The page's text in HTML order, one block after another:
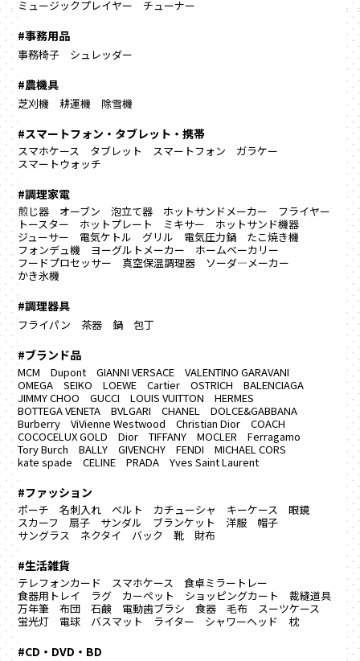
ミュージックプレイヤー
チューナー
#事務用品
事務椅子 シュレッダー
#農機具
芝刈機 耕運機 除雪機
#スマートフォン・タブレット・携帯
スマホケース タブレット スマートフォン
ガラケー
スマートウォッチ
#調理家電
煎じ器 オーブン 泡立て器 ホットサンドメーカー
フライヤー
トースター
ホットプレート ミキサー
ホットサンド機器
ジューサー
電気ケトル グリル 電気圧力鍋
たこ焼き機
フォンデュ機
ヨーグルトメーカー
ホームベーカリー
フードプロセッサー
真空保温調理器
ソーダ―メーカー
かき氷機
#調理器具
フライパン 茶器 鍋 包丁
#ブランド品
MCM Dupont GIANNI VERSACE
VALENTINO GARAVANI
OMEGA
SEIKO LOEWE Cartier OSTRICH
BALENCIAGA
JIMMY CHOO
GUCCI LOUIS VUITTON
HERMES
BOTTEGA VENETA
BVLGARI CHANEL
DOLCE&GABBANA
Burberry
ViVienne Westwood Christian Dior
COACH
COCOCELUX GOLD
Dior TIFFANY MOCLER
Ferragamo
Tory Burch
BALLY GIVENCHY FENDI
MICHAEL CORS
kate spade
CELINE PRADA Yves Saint Laurent
#ファッション
ポーチ 名刺入れ ベルト カチューシャ キーケース
眼鏡
スカーフ
扇子 サンダル ブランケット 洋服
帽子
サングラス
ネクタイ バック 靴 財布
#生活雑貨
テレフォンカード スマホケース
食卓ミラートレー
食器用トレイ
ラグ カーペット ショッピングカート
裁縫道具
万年筆
布団 石鹸 電動歯ブラシ 食器 毛布
スーツケース
蛍光灯
電球 バスマット ライター シャワーヘッド 枕
#CD・DVD・BD